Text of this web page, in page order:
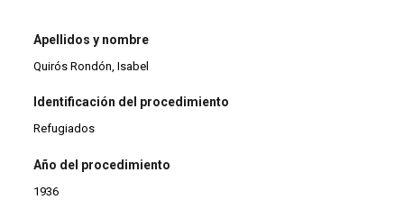
Apellidos y nombre
Quirós Rondón, Isabel
Identificación del procedimiento
Refugiados
Año del procedimiento
1936